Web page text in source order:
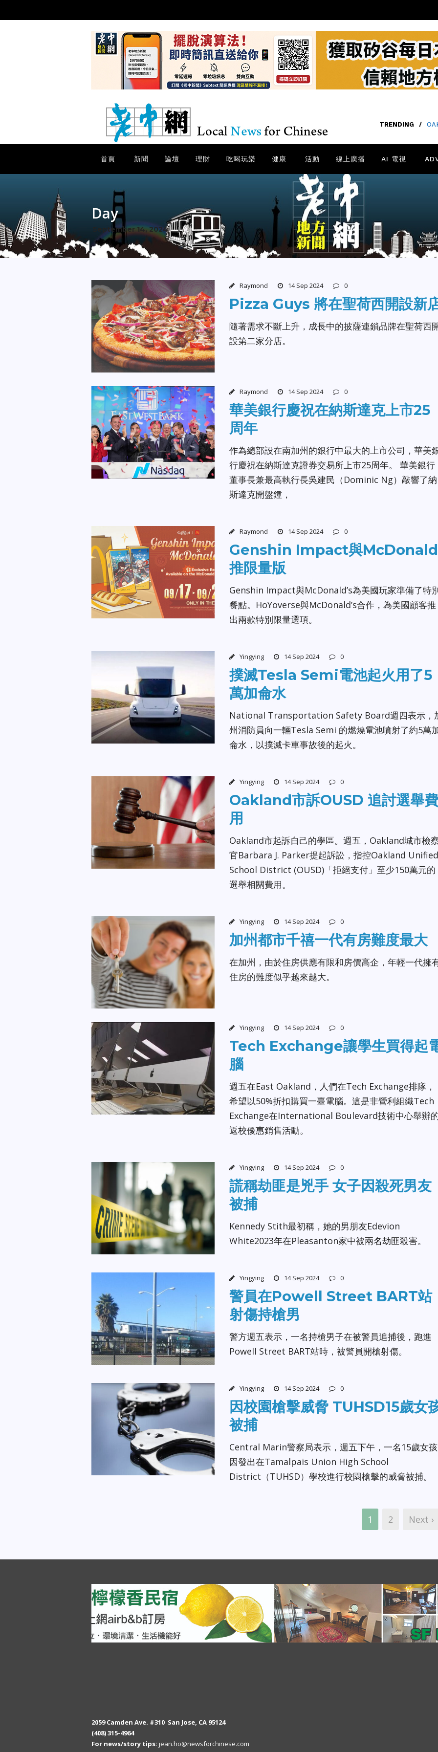
TRENDING /
首頁 新聞 論壇 理財 吃喝玩樂 健康 活動 線上廣播 AI 電視
Day
September 14, 2024
Raymond 14 Sep 2024 0
Pizza Guys 將在聖荷西開設新
隨著需求不斷上升，成長中的披薩連鎖品牌在聖荷西
設第二家分店。
Raymond 14 Sep 2024 0
華美銀行慶祝在納斯達克上市25
周年
作為總部設在南加州的銀行中最大的上市公司，華美
行慶祝在納斯達克證券交易所上市25周年。 華美銀行
董事長兼最高執行長吳建民（Dominic Ng）敲響了納
斯達克開盤鍾，
Raymond 14 Sep 2024 0
Genshin Impact與McDonald
推限量版
Genshin Impact與McDonald’s為美國玩家準備了特
餐點。HoYoverse與McDonald’s合作，為美國顧客推
出兩款特別限量選項。
Yingying 14 Sep 2024 0
撲滅Tesla Semi電池起火用了5
萬加侖水
National Transportation Safety Board週四表示，
州消防員向一輛Tesla Semi 的燃燒電池噴射了約5萬
侖水，以撲滅卡車事故後的起火。
Yingying 14 Sep 2024 0
Oakland市訴OUSD 追討選舉費
用
Oakland市起訴自己的學區。週五，Oakland城市檢
官Barbara J. Parker提起訴訟，指控Oakland Unified
School District (OUSD)「拒絕支付」至少150萬元的
選舉相關費用。
Yingying 14 Sep 2024 0
加州都市千禧一代有房難度最大
在加州，由於住房供應有限和房價高企，年輕一代擁
住房的難度似乎越來越大。
Yingying 14 Sep 2024 0
Tech Exchange讓學生買得起
腦
週五在East Oakland，人們在Tech Exchange排隊，
希望以50%折扣購買一臺電腦。這是非營利組織Tech
Exchange在International Boulevard技術中心舉辦
返校優惠銷售活動。
Yingying 14 Sep 2024 0
謊稱劫匪是兇手 女子因殺死男友
被捕
Kennedy Stith最初稱，她的男朋友Edevion
White2023年在Pleasanton家中被兩名劫匪殺害。
Yingying 14 Sep 2024 0
警員在Powell Street BART站
射傷持槍男
警方週五表示，一名持槍男子在被警員追捕後，跑進
Powell Street BART站時，被警員開槍射傷。
Yingying 14 Sep 2024 0
因校園槍擊威脅 TUHSD15歲女
被捕
Central Marin警察局表示，週五下午，一名15歲女孩
因發出在Tamalpais Union High School
District（TUHSD）學校進行校園槍擊的威脅被捕。
1 2 Next ›
2059 Camden Ave. #310 San Jose, CA 95124
(408) 315-4964
For news/story tips: jean.ho@newsforchinese.com